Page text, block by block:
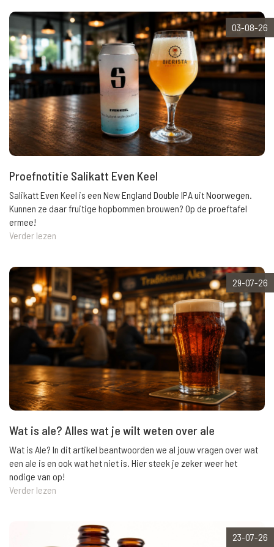
03-08-26
Proefnotitie Salikatt Even Keel
Salikatt Even Keel is een New England Double IPA uit Noorwegen.
Kunnen ze daar fruitige hopbommen brouwen? Op de proeftafel
ermee!
Verder lezen
29-07-26
Wat is ale? Alles wat je wilt weten over ale
Wat is Ale? In dit artikel beantwoorden we al jouw vragen over wat
een ale is en ook wat het niet is. Hier steek je zeker weer het
nodige van op!
Verder lezen
23-07-26